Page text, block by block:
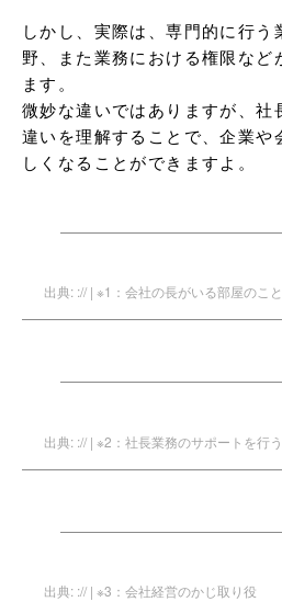
しかし、実際は、専門的に行
野、また業務における権限など
ます。
微妙な違いではありますが、社
違いを理解することで、企業や
しくなることができますよ。
出典: :// | ※3：会社経営のかじ取り役